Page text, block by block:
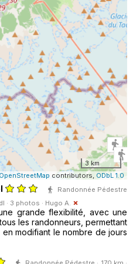
3 km
OpenStreetMap contributors, ODbL 1.0
Randonnée Pédestre
· 3 photos · Hugo A.
grande flexibilité, avec une
les randonneurs, permettant
modifiant le nombre de jours